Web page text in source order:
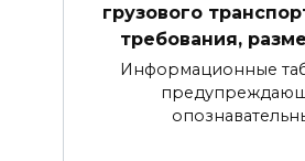
грузового
требования,
Информационные